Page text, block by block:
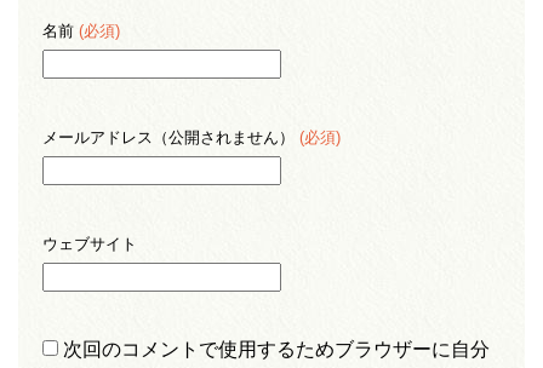
名前 (必須)
メールアドレス（公開されません） (必須)
ウェブサイト
次回のコメントで使用するためブラウザーに自分